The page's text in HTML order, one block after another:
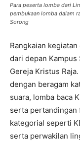
Para peserta lomba dari
pembukaan lomba dalam
Sorong
Rangkaian
dari depan Kampus
Gereja Kristus
dengan beragam
suara, lomba baca
serta pertandingan
kategorial seperti
serta perwakilan